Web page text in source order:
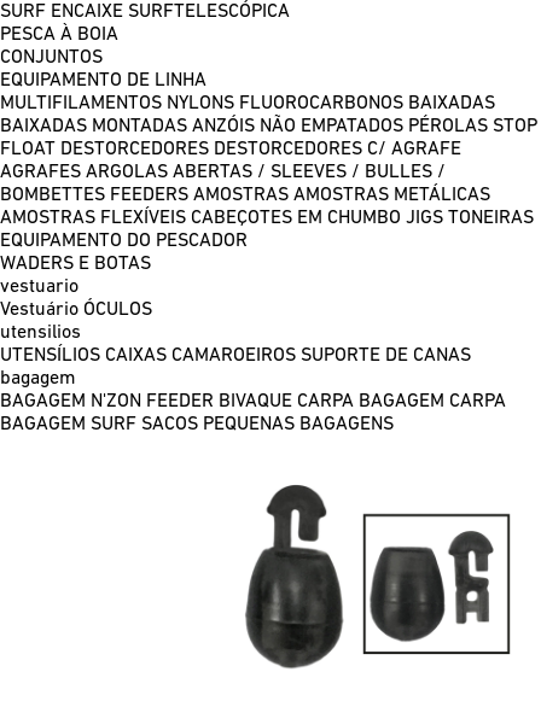
SURF ENCAIXE SURFTELESCÓPICA
PESCA À BOIA
CONJUNTOS
EQUIPAMENTO DE LINHA
MULTIFILAMENTOS NYLONS FLUOROCARBONOS BAIXADAS
BAIXADAS MONTADAS ANZÓIS NÃO EMPATADOS PÉROLAS STOP
FLOAT DESTORCEDORES DESTORCEDORES C/ AGRAFE
AGRAFES ARGOLAS ABERTAS / SLEEVES / BULLES /
BOMBETTES FEEDERS AMOSTRAS AMOSTRAS METÁLICAS
AMOSTRAS FLEXÍVEIS CABEÇOTES EM CHUMBO JIGS TONEIRAS
EQUIPAMENTO DO PESCADOR
WADERS E BOTAS
vestuario
Vestuário ÓCULOS
utensilios
UTENSÍLIOS CAIXAS CAMAROEIROS SUPORTE DE CANAS
bagagem
BAGAGEM N'ZON FEEDER BIVAQUE CARPA BAGAGEM CARPA
BAGAGEM SURF SACOS PEQUENAS BAGAGENS